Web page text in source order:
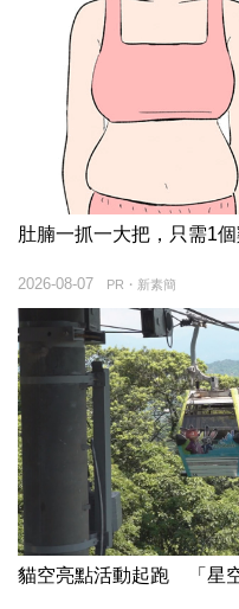
肚腩一抓一大把，只需1
PR・新素簡
2026-08-07
貓空亮點活動起跑 「星